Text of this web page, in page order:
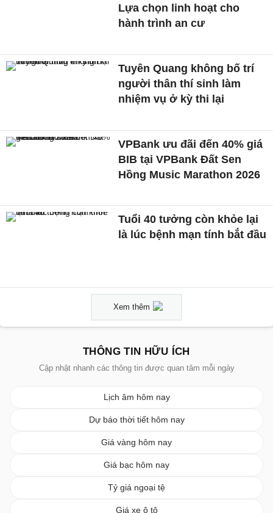
Lựa chọn linh hoạt cho
hành trình an cư
Tuyên Quang không bố trí
người thân thí sinh làm
nhiệm vụ ở kỳ thi lại
VPBank ưu đãi đến 40% giá
BIB tại VPBank Đất Sen
Hồng Music Marathon 2026
Tuổi 40 tưởng còn khỏe lại
là lúc bệnh mạn tính bắt đầu
Xem thêm
THÔNG TIN HỮU ÍCH
Cập nhật nhanh các thông tin được quan tâm mỗi ngày
Lịch âm hôm nay
Dự báo thời tiết hôm nay
Giá vàng hôm nay
Giá bạc hôm nay
Tỷ giá ngoại tệ
Giá xe ô tô